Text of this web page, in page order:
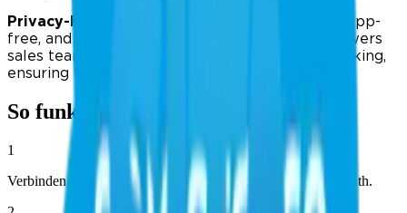
Privacy-First, Always:
All data is anonymized, app-
free, and fully GDPR-compliant. Ariadne empowers
sales teams with intelligence—not invasive tracking,
ensuring trust is never compromised.
So funktioniert es
1
Verbinden Sie Ihr Konto über einen API-Schlüssel oder OAuth.